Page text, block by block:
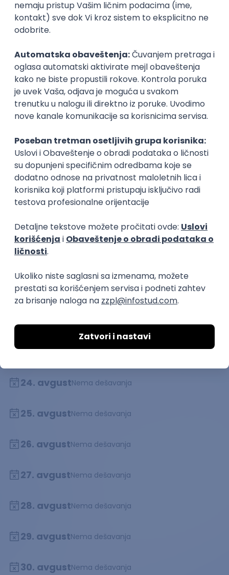
15. avgustSubota
Lazar
kultura i umetnost
19:00 Beograd
16. avgust Nema dešavanja
17. avgust Nema dešavanja
18. avgust Nema dešavanja
19. avgust Nema dešavanja
20. avgust
21. avgust Nema dešavanja
22. avgust
23. avgust Nema dešavanja
24. avgust Nema dešavanja
25. avgust Nema dešavanja
26. avgust Nema dešavanja
27. avgust Nema dešavanja
28. avgust Nema dešavanja
29. avgust Nema dešavanja
30. avgust Nema dešavanja